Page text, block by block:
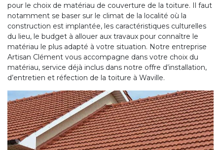
pour le choix de matériau de couverture de la toiture. Il faut
notamment se baser sur le climat de la localité où la
construction est implantée, les caractéristiques culturelles
du lieu, le budget à allouer aux travaux pour connaître le
matériau le plus adapté à votre situation. Notre entreprise
Artisan Clément vous accompagne dans votre choix du
matériau, service déjà inclus dans notre offre d’installation,
d’entretien et réfection de la toiture à Waville.